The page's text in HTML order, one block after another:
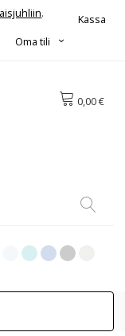
.
Kassa
Oma tili
0,00 €